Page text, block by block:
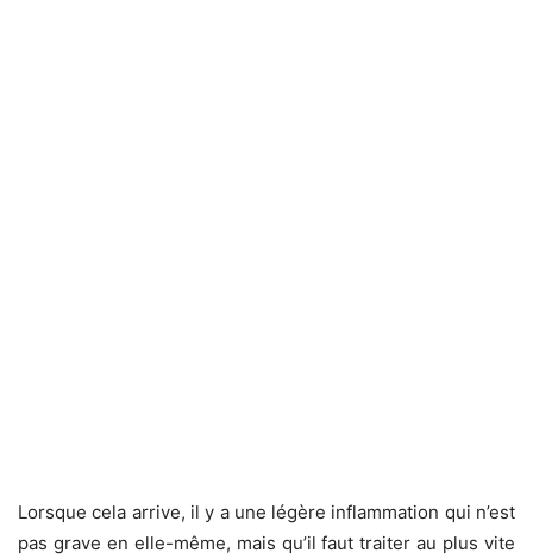
Lorsque cela arrive, il y a une légère inflammation qui n’est
pas grave en elle-même, mais qu’il faut traiter au plus vite